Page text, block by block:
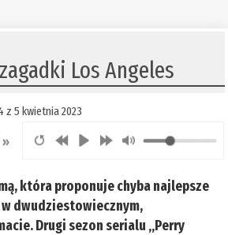
Los Angeles
z 5 kwietnia 2023
która proponuje chyba najlepsze
w dwudziestowiecznym,
Drugi sezon serialu „Perry